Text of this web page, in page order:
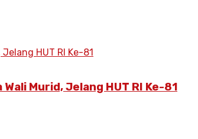
Murid, Jelang HUT RI Ke-81